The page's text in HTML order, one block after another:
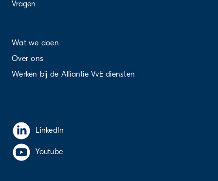
Vragen
Wat we doen
Over ons
Werken bij de Alliantie VvE diensten
LinkedIn
Youtube